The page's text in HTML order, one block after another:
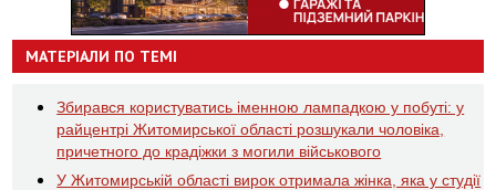
МАТЕРІАЛИ ПО ТЕМІ
Збирався користуватись іменною лампадкою у побуті: у
райцентрі Житомирської області розшукали чоловіка,
причетного до крадіжки з могили військового
У Житомирській області вирок отримала жінка, яка у студії